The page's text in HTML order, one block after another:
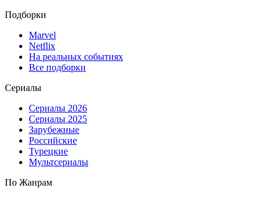
Подборки
Marvel
Netflix
На реальных событиях
Все подборки
Сериалы
Сериалы 2026
Сериалы 2025
Зарубежные
Российские
Турецкие
Мультсериалы
По Жанрам